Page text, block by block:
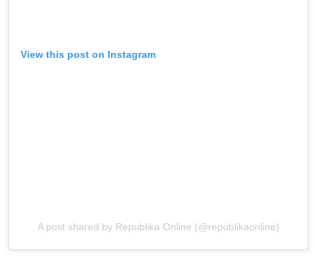
View this post on Instagram
A post shared by Republika Online (@republikaonline)